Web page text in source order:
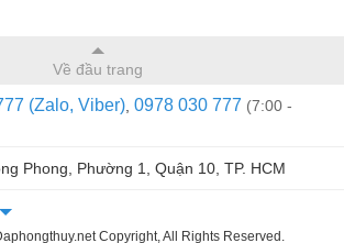
Về đầu trang
(Zalo, Viber) 0978 030 777 (7:00 -
Phong, Phường 1, Quận 10, TP. HCM
Copyright, All Rights Reserved.